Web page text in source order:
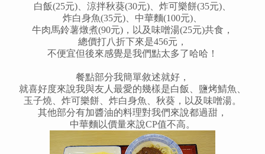
白飯(25元)、涼拌秋葵(30元)、炸可樂餅(35元)、
炸白身魚(35元)、中華麵(100元)、
牛肉馬鈴薯燉煮(90元)，以及味噌湯(25元)共食，
總價打八折下來是456元，
不便宜但後來感覺是我們點太多了哈哈！
餐點部分我簡單敘述就好，
就喜好度來說我與友人最愛的幾樣是白飯、 鹽烤鯖魚、
玉子燒、炸可樂餅、炸白身魚、秋葵，以及味噌湯。
其他部分有加醬油的料理對我們來說都過甜，
中華麵以價量來說CP值不高。